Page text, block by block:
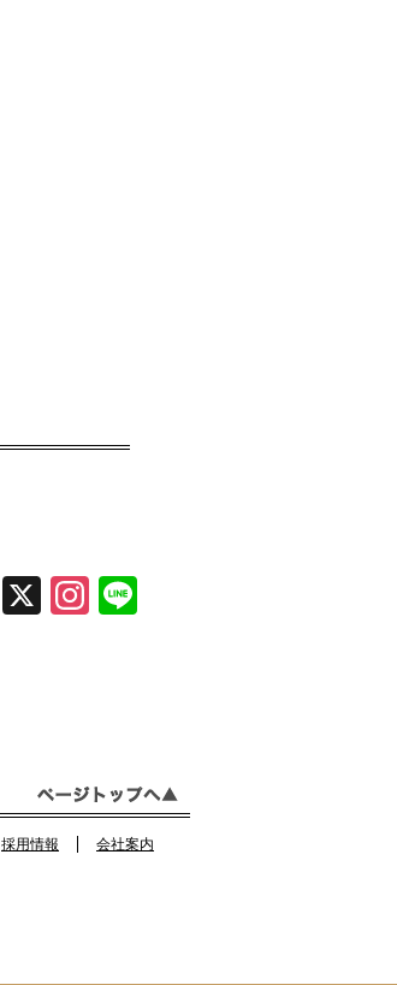
F
o
k
X In
m
採用情報 会社案内